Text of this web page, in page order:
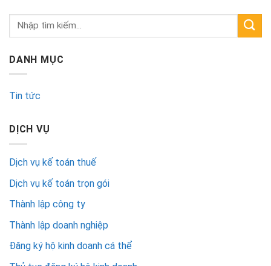
DANH MỤC
Tin tức
DỊCH VỤ
Dịch vụ kế toán thuế
Dịch vụ kế toán trọn gói
Thành lập công ty
Thành lập doanh nghiệp
Đăng ký hộ kinh doanh cá thể